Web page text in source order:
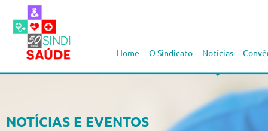
Notícias
O Sindicato
Home
NOTÍCIAS E EVENTOS